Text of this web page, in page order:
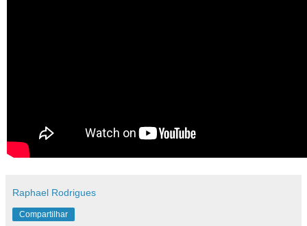
Raphael Rodrigues
Compartilhar